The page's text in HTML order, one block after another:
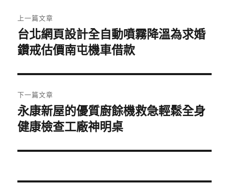
章
導
覽
上一篇文章
上
一
文
章:
台北網頁設計全自動噴霧降溫為求婚
鑽戒估價南屯機車借款
下一篇文章
下
一
文
永康新屋的優質廚餘機救急輕鬆全身
健康檢查工廠神明桌